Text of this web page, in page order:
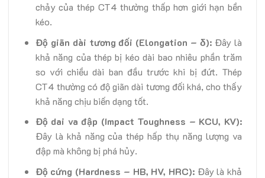
chảy của thép CT4 thường thấp hơn giới hạn bền
kéo.
Độ giãn dài tương đối (Elongation – δ): Đây là
khả năng của thép bị kéo dài bao nhiêu phần trăm
so với chiều dài ban đầu trước khi bị đứt. Thép
CT4 thường có độ giãn dài tương đối khá, cho thấy
khả năng chịu biến dạng tốt.
Độ dai va đập (Impact Toughness – KCU, KV):
Đây là khả năng của thép hấp thụ năng lượng va
đập mà không bị phá hủy.
Độ cứng (Hardness – HB, HV, HRC):Đây là khả